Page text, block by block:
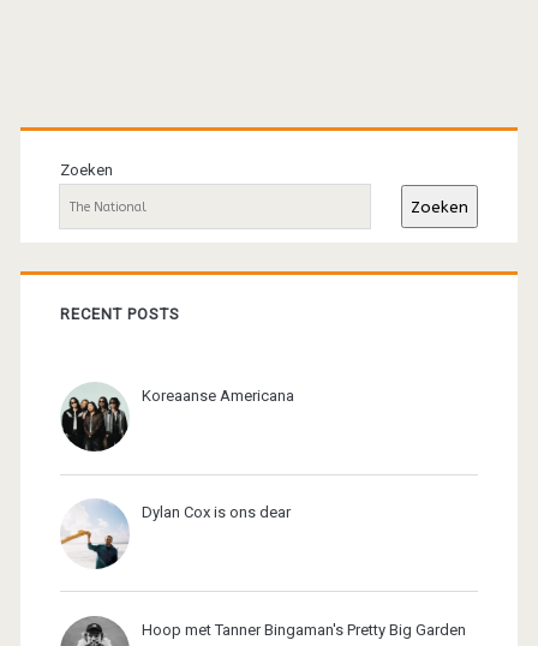
Primaire
sidebar
Zoeken
Zoeken
RECENT POSTS
Koreaanse Americana
Dylan Cox is ons dear
Hoop met Tanner Bingaman's Pretty Big Garden